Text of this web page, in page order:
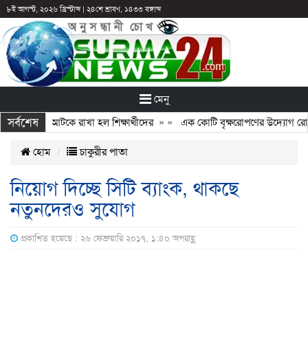
৮ই আগস্ট, ২০২৬ খ্রিস্টাব্দ| ২৪শে শ্রাবণ, ১৪৩৩ বঙ্গাব্দ
মেনু
সর্বশেষ
ছুটির পরও আটকে রাখা হল শিক্ষার্থীদের» « এক কোটি বৃক্ষরোপণের উদ্যোগ
হোম চাকুরীর পাতা
নিয়োগ দিচ্ছে সিটি ব্যাংক, থাকছে
নতুনদেরও সুযোগ
প্রকাশিত হয়েছে : ২৬ ফেব্রুয়ারি ২০১৭, ১:৪০ অপরাহ্ণ